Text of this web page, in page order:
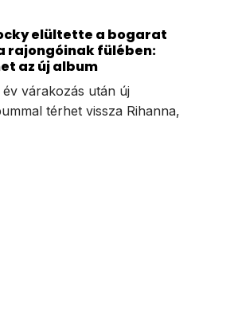
elültette a bogarat
rajongóinak fülében:
az új album
év várakozás után új
térhet vissza Rihanna,